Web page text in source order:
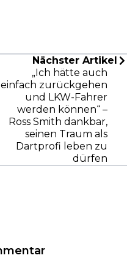
Nächster Artikel
„Ich hätte auch
einfach zurückgehen
und LKW-Fahrer
werden können“ –
Ross Smith dankbar,
seinen Traum als
Dartprofi leben zu
dürfen